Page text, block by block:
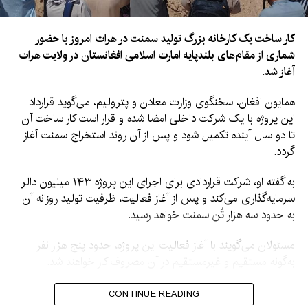
کار ساخت یک کارخانه بزرگ تولید سمنت در هرات امروز با حضور
شماری از مقام‌های بلندپایه امارت اسلامی افغانستان در ولایت هرات
آغاز شد.
همایون افغان، سخنگوی وزارت معادن و پترولیم، می‌گوید قرارداد
این پروژه با یک شرکت داخلی امضا شده و قرار است کار ساخت آن
تا دو سال آینده تکمیل شود و پس از آن روند استخراج سمنت آغاز
گردد.
به گفته او، شرکت قراردادی برای اجرای این پروژه ۱۴۳ میلیون دالر
سرمایه‌گذاری می‌کند و پس از آغاز فعالیت، ظرفیت تولید روزانه آن
به حدود سه هزار تُن سمنت خواهد رسید.
مسئولان می‌گویند با آغاز فعالیت این پروژه، حدود پنج هزار نفر
در مراسم آغاز کار این پروژه، معاون اقتصادی و معاون اداری
CONTINUE READING